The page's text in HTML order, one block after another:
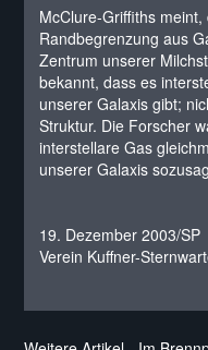
McClure-Griffiths
Randbegrenzung aus
Zentrum unserer
bekannt, dass es
unserer Galaxis gibt;
Struktur. Die Forscher
interstellare Gas
unserer Galaxis
19. Dezember 2003/SP
Verein Kuffner-